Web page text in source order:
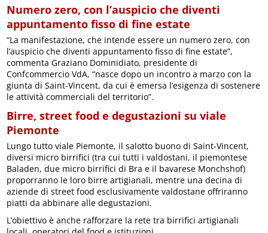
Numero zero, con l’auspicio che diventi
appuntamento fisso di fine estate
“La manifestazione, che intende essere un numero zero, con
l’auspicio che diventi appuntamento fisso di fine estate”,
commenta Graziano Dominidiato, presidente di
Confcommercio VdA, “nasce dopo un incontro a marzo con la
giunta di Saint-Vincent, da cui è emersa l’esigenza di sostenere
le attività commerciali del territorio”.
Birre, street food e degustazioni su viale
Piemonte
Lungo tutto viale Piemonte, il salotto buono di Saint-Vincent,
diversi micro birrifici (tra cui tutti i valdostani, il piemontese
Baladen, due micro birrifici di Bra e il bavarese Monchshof)
proporranno le loro birre artigianali, mentre una decina di
aziende di street food esclusivamente valdostane offriranno
piatti da abbinare alle degustazioni.
L’obiettivo è anche rafforzare la rete tra birrifici artigianali